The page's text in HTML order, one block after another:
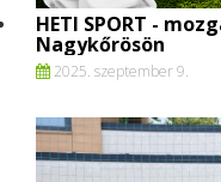
HETI SPORT -
Nagykőrösön
2025. szeptember 9.